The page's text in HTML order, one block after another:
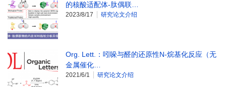
的核酸适配体-肽偶联…
2023/8/17 研究论文介绍
Org. Lett.：吲哚与醛的还原性N-烷基化反应（无
金属催化…
2021/6/1 研究论文介绍